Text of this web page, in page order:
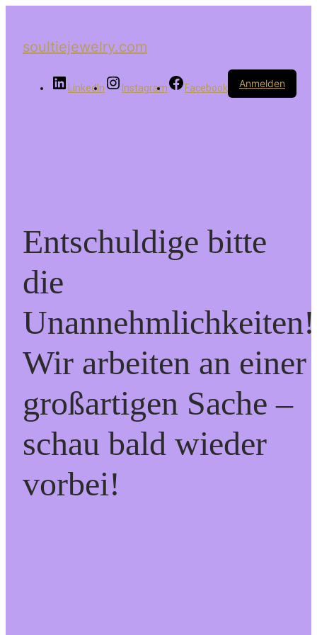
soultiejewelry.com
LinkedIn Instagram Facebook Anmelden
Entschuldige bitte
die
Unannehmlichkeiten!
Wir arbeiten an einer
großartigen Sache –
schau bald wieder
vorbei!